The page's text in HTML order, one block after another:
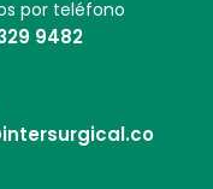
por teléfono
9482